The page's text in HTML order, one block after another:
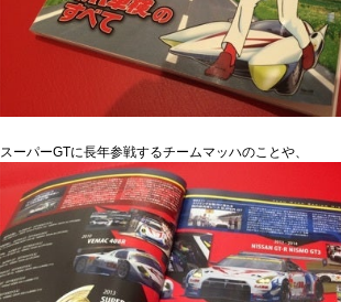
スーパーGTに長年参戦するチームマッハのことや、